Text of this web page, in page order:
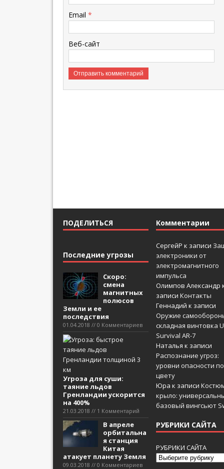
Email *
Веб-сайт
ПОДЕЛИТЬСЯ
Последние угрозы
Скоро:
смена
магнитных
полюсов
Земли и ее
последствия
01.04.2018 // 0 Комментариев
Угроза для суши:
таяние льдов
Гренландии ускорится
на 400%
21.03.2018 // 1 Комментарий
В апреле
орбитальна
я станция
Китая
атакует планету Земля
09.03.2018 // 0 Комментариев
Комментарии
СергейР к записи
электроники от
электромагнитного
импульса
Олимпов Александр
записи Контакты
Геннадий к записи
Оружие
складная винтовка
Survival AR-7
Наталья к записи
Распознание угроз:
уровни опасности по
цвету
Юра к записи
крыло:
базовый вингсьют
РУБРИКИ САЙТА
РУБРИКИ САЙТА